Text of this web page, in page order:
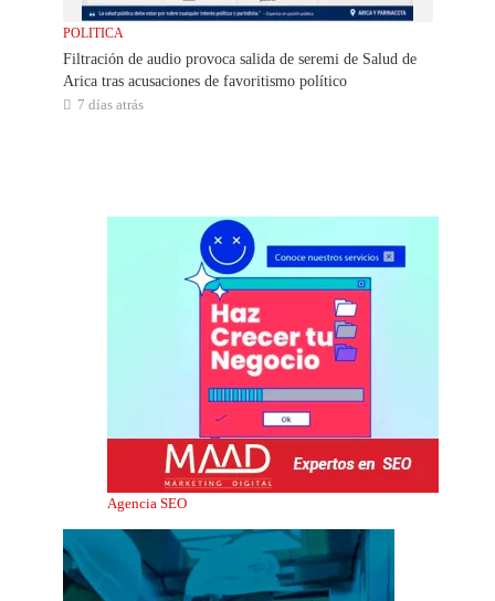
POLITICA
Filtración de audio provoca salida de seremi de Salud de
Arica tras acusaciones de favoritismo político
7 días atrás
Agencia SEO